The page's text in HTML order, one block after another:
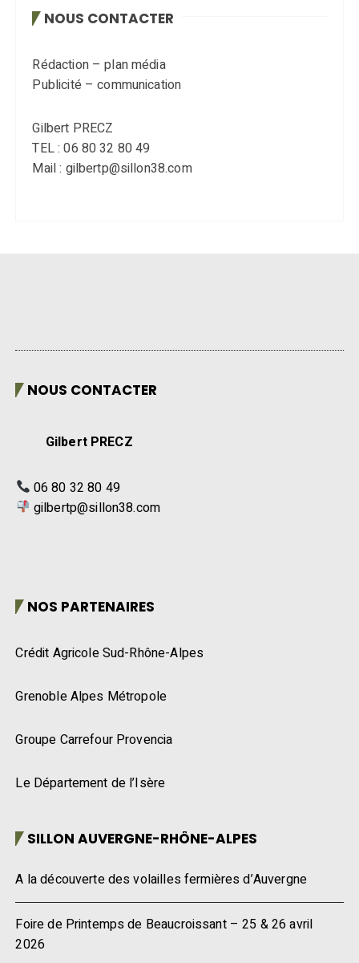
NOUS CONTACTER
Rédaction – plan média
Publicité – communication
Gilbert PRECZ
TEL : 06 80 32 80 49
Mail : gilbertp@sillon38.com
NOUS CONTACTER
Gilbert PRECZ
06 80 32 80 49
gilbertp@sillon38.com
NOS PARTENAIRES
Crédit Agricole Sud-Rhône-Alpes
Grenoble Alpes Métropole
Groupe Carrefour Provencia
Le Département de l’Isère
SILLON AUVERGNE-RHÔNE-ALPES
A la découverte des volailles fermières d’Auvergne
Foire de Printemps de Beaucroissant – 25 & 26 avril
2026